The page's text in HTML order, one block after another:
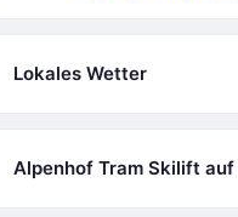
Lokales Wetter
Alpenhof Tram Skilift